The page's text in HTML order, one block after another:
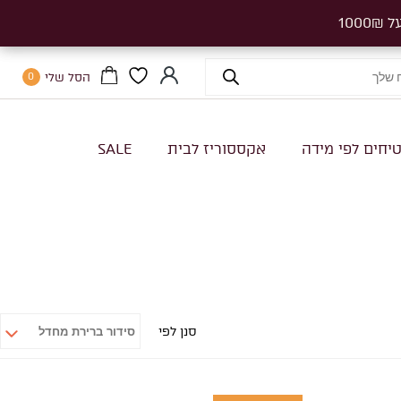
הסל שלי 0
לפי מידה אקססוריז לבית SALE
סנן לפי